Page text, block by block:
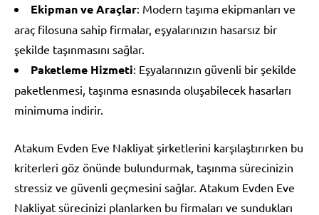
Ekipman ve Araçlar: Modern taşıma ekipmanları ve
araç filosuna sahip firmalar, eşyalarınızın hasarsız bir
şekilde taşınmasını sağlar.
Paketleme Hizmeti: Eşyalarınızın güvenli bir şekilde
paketlenmesi, taşınma esnasında oluşabilecek hasarları
minimuma indirir.
Atakum Evden Eve Nakliyat şirketlerini karşılaştırırken bu
kriterleri göz önünde bulundurmak, taşınma sürecinizin
stressiz ve güvenli geçmesini sağlar. Atakum Evden Eve
Nakliyat sürecinizi planlarken bu firmaları ve sundukları